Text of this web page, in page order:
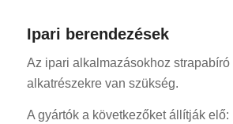
Ipari berendezések
Az ipari alkalmazásokhoz strapabíró
alkatrészekre van szükség.
A gyártók a következőket állítják elő: